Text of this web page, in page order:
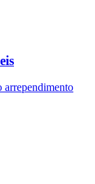
arrependimento